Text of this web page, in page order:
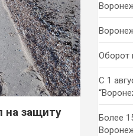
на защиту
Оборот
С 1
Более